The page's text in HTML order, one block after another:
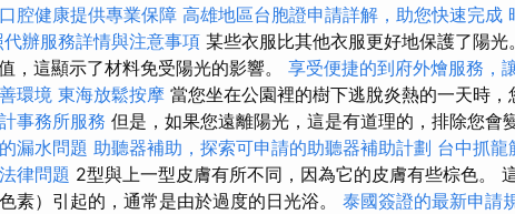
腔健康提供專業保障 高雄地區台胞證申請詳解，助您快速完成
代辦服務詳情與注意事項 某些衣服比其他衣服更好地保護了陽光
，這顯示了材料免受陽光的影響。 享受便捷的到府外燴服務，
環境 東海放鬆按摩 當您坐在公園裡的樹下逃脫炎熱的一天時，
事務所服務 但是，如果您遠離陽光，這是有道理的，排除您會
漏水問題 助聽器補助，探索可申請的助聽器補助計劃 台中抓龍
律問題 2型與上一型皮膚有所不同，因為它的皮膚有些棕色。
色素）引起的，通常是由於過度的日光浴。 泰國簽證的最新申請